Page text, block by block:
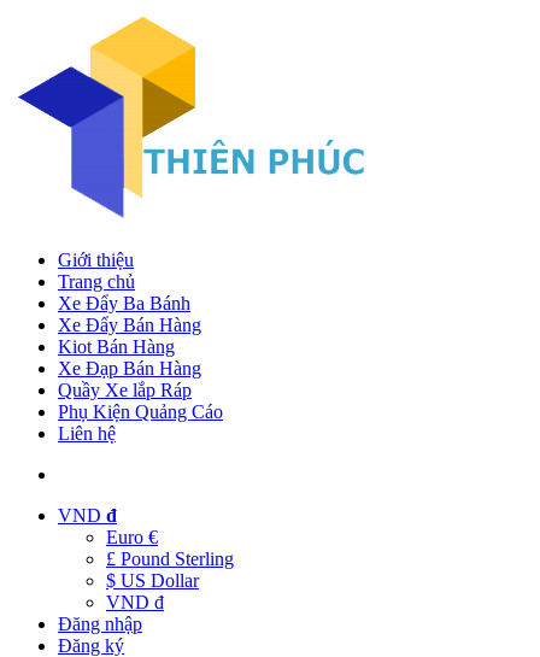
Giới thiệu
Trang chủ
Xe Đẩy Ba Bánh
Xe Đẩy Bán Hàng
Kiot Bán Hàng
Xe Đạp Bán Hàng
Quầy Xe lắp Ráp
Phụ Kiện Quảng Cáo
Liên hệ
VND đ
Euro €
£ Pound Sterling
$ US Dollar
VND đ
Đăng nhập
Đăng ký